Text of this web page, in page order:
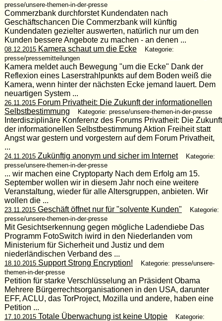
presse/unsere-themen-in-der-presse
Commerzbank durchforstet Kundendaten nach
Geschäftschancen Die Commerzbank will künftig
Kundendaten gezielter auswerten, natürlich nur um den
Kunden bessere Angebote zu machen - an denen ...
08.12.2015Kamera schaut um die Ecke
Kategorie:
presse/pressemitteilungen
Kamera meldet auch Bewegung "um die Ecke" Dank der
Reflexion eines Laserstrahlpunkts auf dem Boden weiß die
Kamera, wenn hinter der nächsten Ecke jemand lauert. Dem
neuartigen System ...
26.11.2015Forum Privatheit: Die Zukunft der informationellen
Selbstbestimmung
Kategorie: presse/unsere-themen-in-der-presse
Interdisziplinäre Konferenz des Forums Privatheit: Die Zukunft
der informationellen Selbstbestimmung Aktion Freiheit statt
Angst war gestern und vorgestern auf dem Forum Privatheit,
...
24.11.2015Zukünftig anonym und sicher im Internet
Kategorie:
presse/unsere-themen-in-der-presse
... wir machen eine Cryptoparty Nach dem Erfolg am 15.
September wollen wir in diesem Jahr noch eine weitere
Veranstaltung, wieder für alle Altersgruppen, anbieten. Wir
wollen die ...
23.11.2015Geschäft öffnet nur für "solvente Kunden"
Kategorie:
presse/unsere-themen-in-der-presse
Mit Gesichtserkennung gegen mögliche Ladendiebe Das
Programm FotoSwitch iwird in den Niederlanden vom
Ministerium für Sicherheit und Justiz und dem
niederländischen Verband des ...
18.10.2015Support Strong Encryption!
Kategorie: presse/unsere-
themen-in-der-presse
Petition für starke Verschlüsselung an Präsident Obama
Mehrere Bürgerrechtsorganisationen in den USA, darunter
EFF, ACLU, das TorProject, Mozilla und andere, haben eine
Petition ...
17.10.2015Totale Überwachung ist keine Utopie
Kategorie: